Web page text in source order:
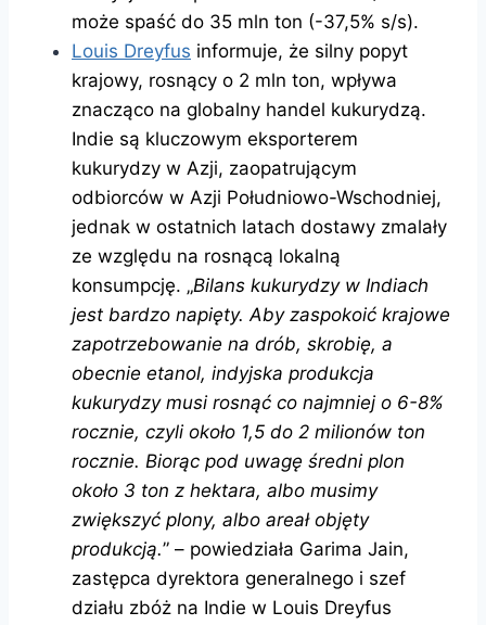
może spaść do 35 mln ton (-37,5% s/s).
Louis Dreyfus informuje, że silny popyt
krajowy, rosnący o 2 mln ton, wpływa
znacząco na globalny handel kukurydzą.
Indie są kluczowym eksporterem
kukurydzy w Azji, zaopatrującym
odbiorców w Azji Południowo-Wschodniej,
jednak w ostatnich latach dostawy zmalały
ze względu na rosnącą lokalną
konsumpcję. „Bilans kukurydzy w Indiach
jest bardzo napięty. Aby zaspokoić krajowe
zapotrzebowanie na drób, skrobię, a
obecnie etanol, indyjska produkcja
kukurydzy musi rosnąć co najmniej o 6-8%
rocznie, czyli około 1,5 do 2 milionów ton
rocznie. Biorąc pod uwagę średni plon
około 3 ton z hektara, albo musimy
zwiększyć plony, albo areał objęty
produkcją.” – powiedziała Garima Jain,
zastępca dyrektora generalnego i szef
działu zbóż na Indie w Louis Dreyfus